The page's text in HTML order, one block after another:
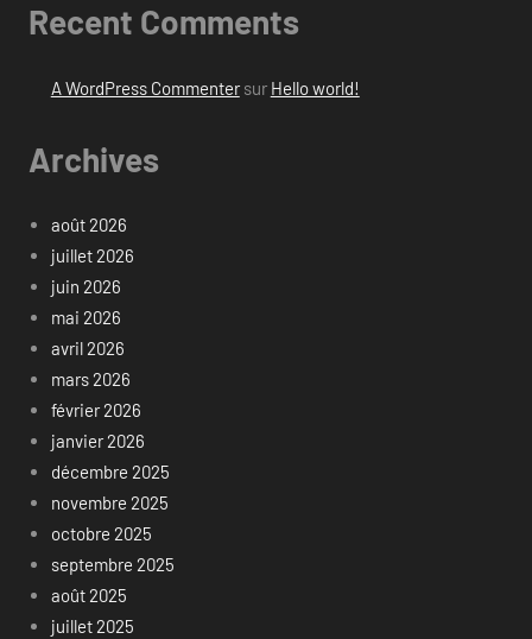
Recent Comments
A WordPress Commentersur Hello world!
Archives
août 2026
juillet 2026
juin 2026
mai 2026
avril 2026
mars 2026
février 2026
janvier 2026
décembre 2025
novembre 2025
octobre 2025
septembre 2025
août 2025
juillet 2025